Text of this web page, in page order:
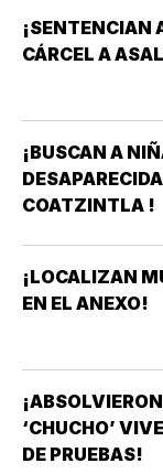
¡SENTENCIAN
CÁRCEL A
¡BUSCAN A
COATZINTLA !
¡LOCALIZAN
EN EL ANEXO!
‘CHUCHO’
DE PRUEBAS!